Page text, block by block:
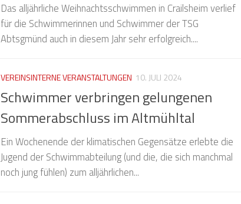
Das alljährliche Weihnachtsschwimmen in Crailsheim verlief
für die Schwimmerinnen und Schwimmer der TSG
Abtsgmünd auch in diesem Jahr sehr erfolgreich....
VEREINSINTERNE VERANSTALTUNGEN 10. JULI 2024
Schwimmer verbringen gelungenen
Sommerabschluss im Altmühltal
Ein Wochenende der klimatischen Gegensätze erlebte die
Jugend der Schwimmabteilung (und die, die sich manchmal
noch jung fühlen) zum alljährlichen...